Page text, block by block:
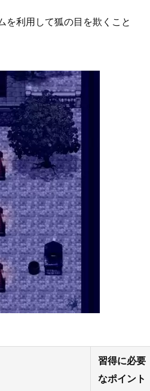
を利用して狐の目を欺くこと
習得に必要
なポイント